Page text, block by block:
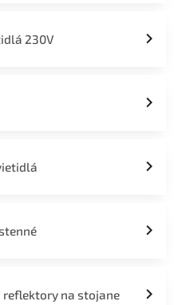
230V
reflektory na stojane